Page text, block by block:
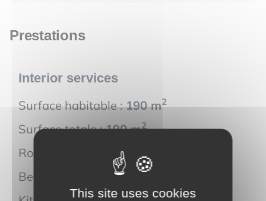
Prestations
Interior services
Surface habitable :190 m2
Surface totale :190 m2
Room(s) :
Bedroom(s) :
This site uses cookies